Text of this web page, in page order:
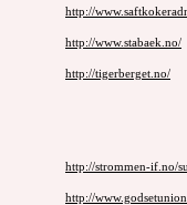
http://
http://www.stabaek.no/
http://tigerberget.no/
http://strommen-if.no/
http://